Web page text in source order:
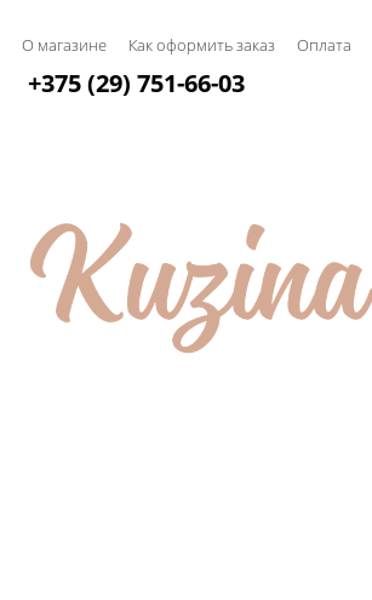
О магазине Как оформить заказ Оплата
+375 (29) 751-66-03